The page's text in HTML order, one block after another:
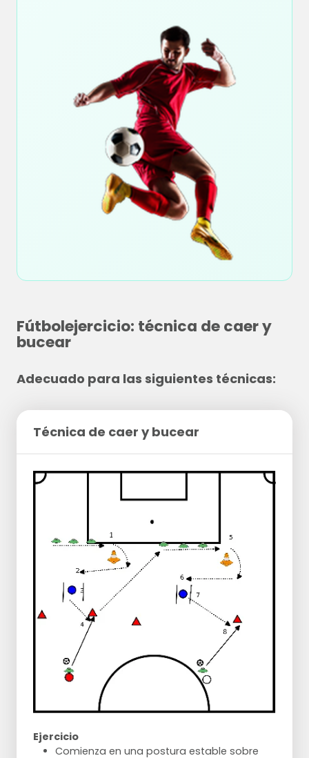
Fútbolejercicio: técnica de caer y
bucear
Adecuado para las siguientes técnicas:
Técnica de caer y bucear
Ejercicio
Comienza en una postura estable sobre